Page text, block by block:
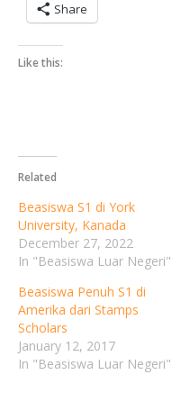
Share
Like this:
Related
Beasiswa S1 di York
University, Kanada
December 27, 2022
In "Beasiswa Luar Negeri"
Beasiswa Penuh S1 di
Amerika dari Stamps
Scholars
January 12, 2017
In "Beasiswa Luar Negeri"